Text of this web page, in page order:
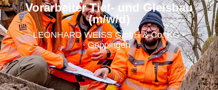
Vorarbeiter Tief- und Gleisbau
(m/w/d)
LEONHARD WEISS GmbH & Co. KG •
Göppingen